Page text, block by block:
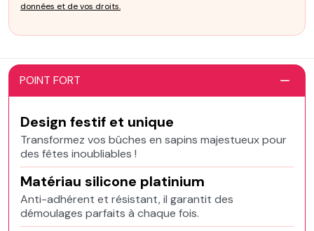
données et de vos droits.
POINT FORT
Design festif et unique
Transformez vos bûches en sapins majestueux pour
des fêtes inoubliables !
Matériau silicone platinium
Anti-adhérent et résistant, il garantit des
démoulages parfaits à chaque fois.